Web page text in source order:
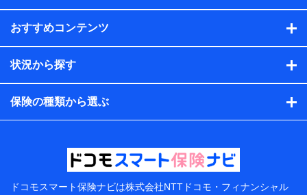
保険契約情報
当社または株式会社NTTドコモ・フィナンシャルグルー
プが取得し、又は保有する保険契約に関する情報。例と
して、保険契約者及び被保険者の氏名、住所、生年月
日、性別、保険契約者と被保険者の関係、保険加入の目
的、保険商品の内容、保険料、保険料のお支払方法、車
のメーカーや走行距離などの情報、建物の構造や築年数
などの情報、ペットの種類や年齢などの情報などが含ま
提供当事者から受領当事者が個人データを取得する方法
電子的・電磁的方法等
【共同して利用する者の範囲】
おすすめコンテンツ
状況から探す
保険の種類から選ぶ
ドコモスマート保険ナビは株式会社NTTドコモ・フィナンシャル